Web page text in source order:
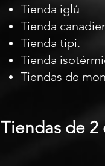
Tienda iglú
Tienda
Tienda tipi.
Tienda
Tiendas de
Tiendas de 2